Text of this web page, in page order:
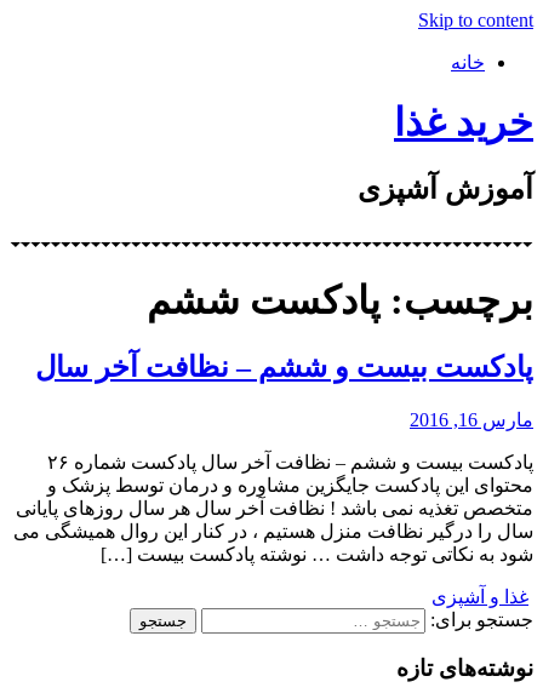
Skip to content
خانه
خرید غذا
آموزش آشپزی
برچسب: پادکست ششم
پادکست بیست و ششم – نظافت آخر سال
مارس 16, 2016
پادکست بیست و ششم – نظافت آخر سال پادکست شماره ۲۶
محتوای این پادکست جایگزین مشاوره و درمان توسط پزشک و
متخصص تغذیه نمی باشد ! نظافت آخر سال هر سال روزهای پایانی
سال را درگیر نظافت منزل هستیم ، در کنار این روال همیشگی می
شود به نکاتی توجه داشت … نوشته پادکست بیست […]
غذا و آشپزی
جستجو برای:
نوشته‌های تازه